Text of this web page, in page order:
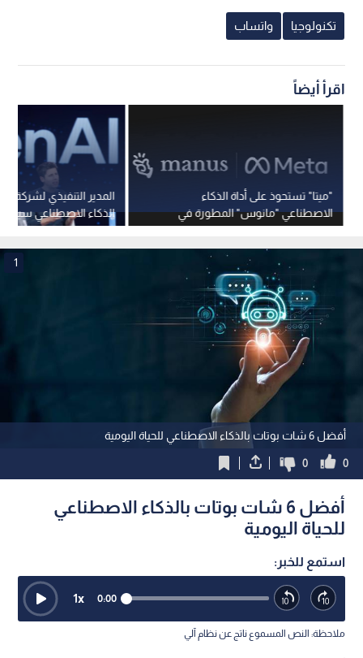
تكنولوجيا واتساب
اقرأ أيضاً
الذكاء الاصطناعي
2026
"ميتا" تستحوذ على أداة الذكاء
الاصطناعي "مانوس" المطورة في
الصين
أفضل 6 شات بوتات بالذكاء الاصطناعي للحياة اليومية
1
0
0
أفضل 6 شات بوتات بالذكاء الاصطناعي
للحياة اليومية
استمع للخبر:
0:00
1x
ملاحظة: النص المسموع ناتج عن نظام آلي